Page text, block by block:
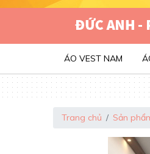
ÁO VEST NAM
Trang chủ Sản